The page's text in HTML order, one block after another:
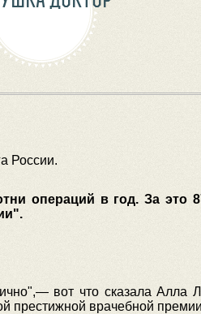
России.
операций в год. За это
вот что сказала Алла
престижной врачебной